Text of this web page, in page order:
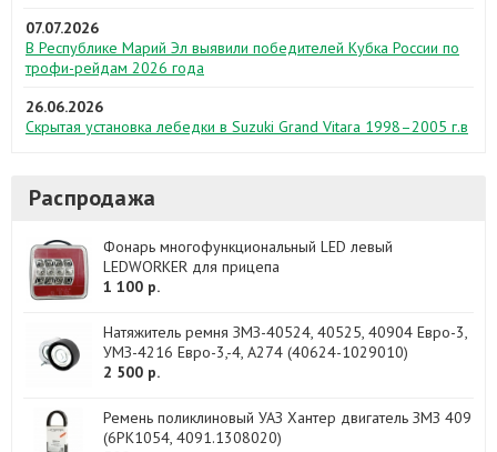
07.07.2026
В Республике Марий Эл выявили победителей Кубка России по
трофи-рейдам 2026 года
26.06.2026
Скрытая установка лебедки в Suzuki Grand Vitara 1998–2005 г.в
Распродажа
Фонарь многофункциональный LED левый
LEDWORKER для прицепа
1 100 р.
Натяжитель ремня ЗМЗ-40524, 40525, 40904 Евро-3,
УМЗ-4216 Евро-3,-4, А274 (40624-1029010)
2 500 р.
Ремень поликлиновый УАЗ Хантер двигатель ЗМЗ 409
(6PK1054, 4091.1308020)